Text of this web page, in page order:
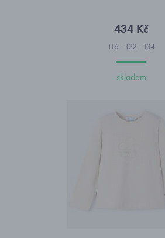
434 Kč
116 122 134
skladem